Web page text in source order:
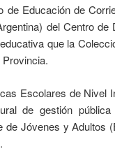
de Educación de
del Centro
que la
Escolares de Nivel
de gestión
de Jóvenes y Adultos